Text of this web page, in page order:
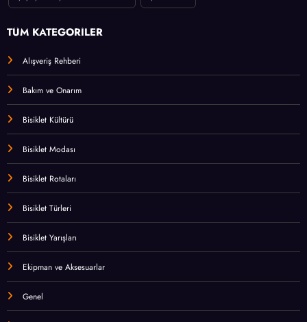
TÜM KATEGORİLER
Alışveriş Rehberi
Bakım ve Onarım
Bisiklet Kültürü
Bisiklet Modası
Bisiklet Rotaları
Bisiklet Türleri
Bisiklet Yarışları
Ekipman ve Aksesuarlar
Genel